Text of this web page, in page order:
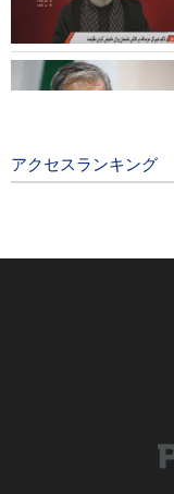
アクセスランキング